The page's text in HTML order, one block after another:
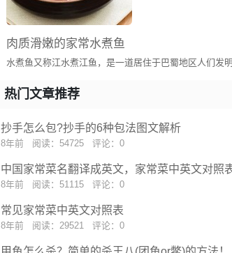
4. 锅中加少许水烧开后关火，放入咖喱块，水
5. 不停搅拌至咖喱块完全融化。
6. 将煎好的带鱼放进去，小火炖至汤汁收浓
1. 带鱼煎之前一定要抹干鱼身上的水分，防止
2. 锅烧热以后再放油，油烧热了放鱼小火煎，
3. 一定要等一面煎至鱼皮焦了以后再翻面，着
4. 水烧开以后要关火再放咖喱块。
6. 加点椰汁会更有风味，家里没有就省略了，
肉质滑嫩的家常水煮鱼
热门文章推荐
抄手怎么包?抄手的6种包法图文解析
8年前 阅读：54725 评论：0
中国家常菜名翻译成英文，家常菜中英文对照
8年前 阅读：51115 评论：0
常见家常菜中英文对照表
8年前 阅读：29521 评论：0